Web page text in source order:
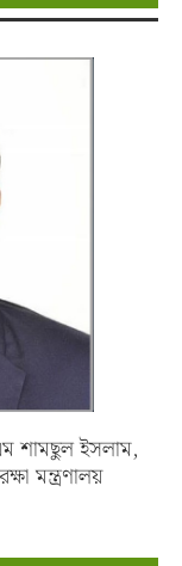
শামছুল ইসলাম,
মন্ত্রণালয়